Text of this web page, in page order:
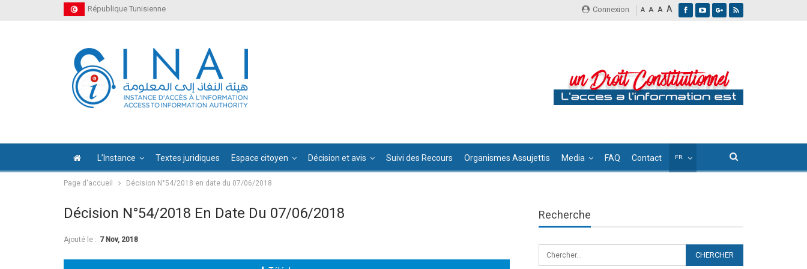
Connexion A A A A
République Tunisienne
L’Instance Textes juridiques Espace citoyen Décision et avis Suivi des Recours Organismes Assujettis Media FAQ Contact
Page d'accueil Décision N°54/2018 en date du 07/06/2018
Décision N°54/2018 En Date Du 07/06/2018
Ajouté le : 7 Nov, 2018
Recherche